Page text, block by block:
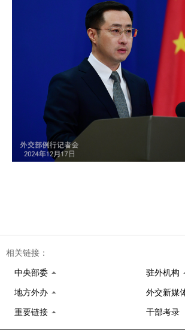
相关链接：
中央部委 驻外机构
地方外办 外交新媒
重要链接 干部考录